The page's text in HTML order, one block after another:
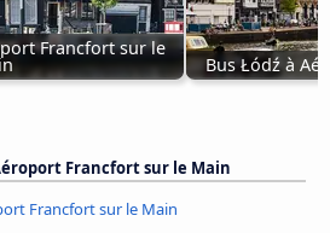
Francfort sur le
Bus Łódź à
Francfort sur le Main
Francfort sur le Main